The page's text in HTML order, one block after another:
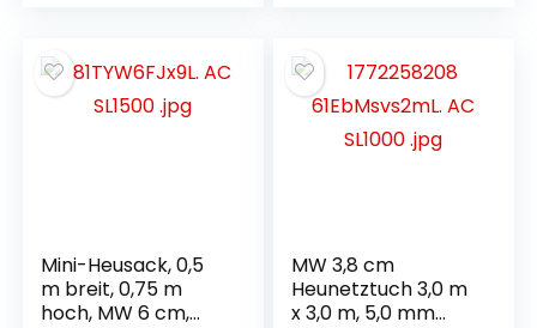
Mini-Heusack, 0,5
m breit, 0,75 m
hoch, MW 6 cm,
MW 3,8 cm
Heunetztuch 3,0 m
x 3,0 m, 5,0 mm